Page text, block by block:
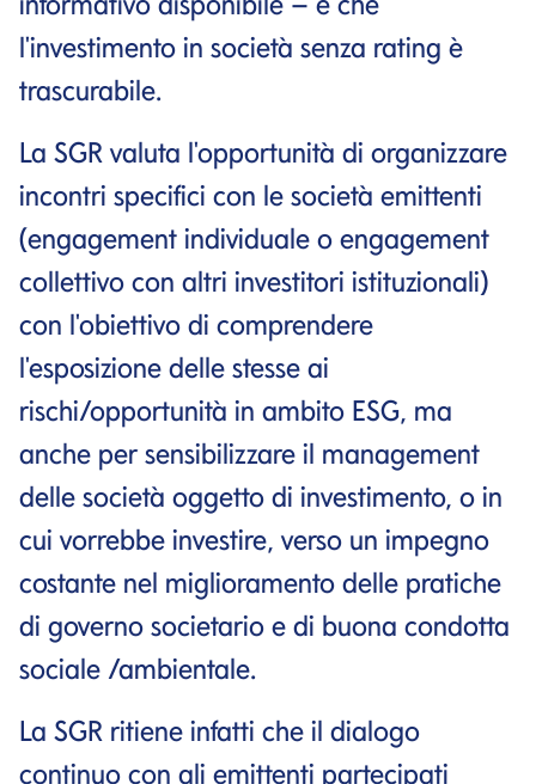
l'investimento in società senza rating è
trascurabile.
La SGR valuta l'opportunità di organizzare
incontri specifici con le società emittenti
(engagement individuale o engagement
collettivo con altri investitori istituzionali)
con l'obiettivo di comprendere
l'esposizione delle stesse ai
rischi/opportunità in ambito ESG, ma
anche per sensibilizzare il management
delle società oggetto di investimento, o in
cui vorrebbe investire, verso un impegno
costante nel miglioramento delle pratiche
di governo societario e di buona condotta
sociale /ambientale.
La SGR ritiene infatti che il dialogo
continuo con gli emittenti partecipati